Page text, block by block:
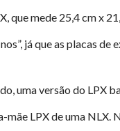
que mede 25,4 cm x
já que as placas
uma versão do LPX
LPX de uma NLX.